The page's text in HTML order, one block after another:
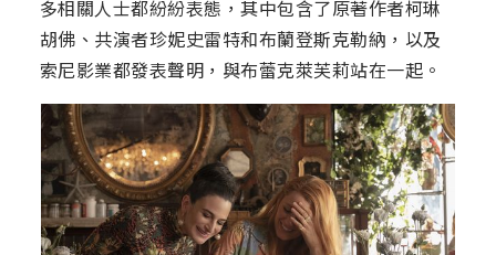
多相關人士都紛紛表態，其中包含了原著作者柯琳
胡佛、共演者珍妮史雷特和布蘭登斯克勒納，以及
索尼影業都發表聲明，與布蕾克萊芙莉站在一起。